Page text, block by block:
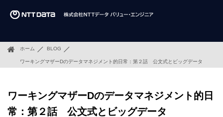
ホーム BLOG
ワーキングマザーDのデータマネジメント的日常：第２話 公文式とビッグデータ
ワーキングマザーDのデータマネジメント的日
常：第２話 公文式とビッグデータ